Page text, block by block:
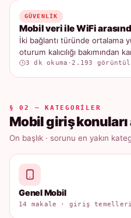
GÜVENLIK
Mobil veri ile WiFi
İki bağlantı türünde ortalama
oturum kalıcılığı bakımından
3 dk okuma ·2.193
§ 02 — KATEGORILER
Mobil giriş
On başlık · sorunu en yakın
Genel Mobil
14 makale · giriş temelleri